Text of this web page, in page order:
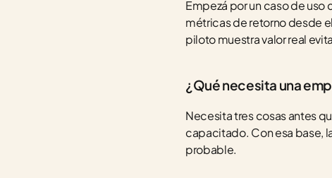
Empezá por un caso de
métricas de retorno desde
piloto muestra valor real
¿Qué necesita una
Necesita tres cosas antes
capacitado. Con esa base,
probable.